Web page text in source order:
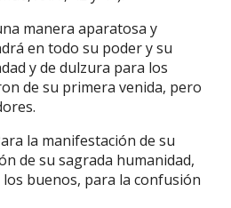
manera aparatosa y
en todo su poder y su
y de dulzura para los
de su primera venida, pero
la manifestación de su
de su sagrada humanidad,
buenos, para la confusión